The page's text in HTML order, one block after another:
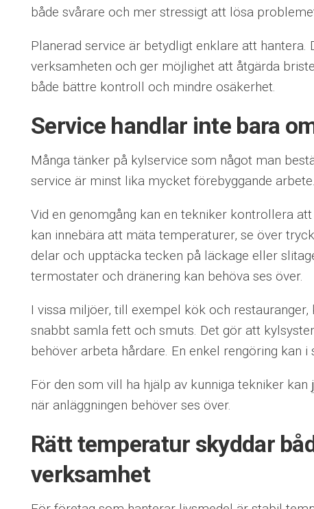
både svårare och mer stressigt att lösa
Planerad service är betydligt enklare att hantera.
verksamheten och ger möjlighet att åtgärda
både bättre kontroll och mindre osäkerhet.
Service handlar inte bara
Många tänker på kylservice som något man
service är minst lika mycket förebyggande arbete.
Vid en genomgång kan en tekniker kontrollera
kan innebära att mäta temperaturer, se över
delar och upptäcka tecken på läckage eller
termostater och dränering kan behöva ses över.
I vissa miljöer, till exempel kök och
snabbt samla fett och smuts. Det gör att
behöver arbeta hårdare. En enkel rengöring kan
För den som vill ha hjälp av kunniga tekniker kan
när anläggningen behöver ses över.
Rätt temperatur skyddar
verksamhet